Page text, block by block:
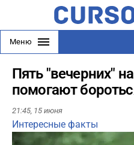
Меню
Пять "вечерних"
помогают
21:45, 15 июня
Интересные факты